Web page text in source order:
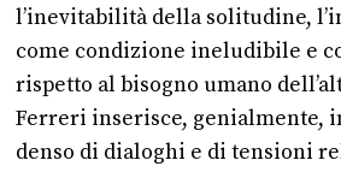
l’inevitabilità della solitudine,
come condizione ineludibile e
rispetto al bisogno umano
Ferreri inserisce, genialmente,
denso di dialoghi e di tensioni